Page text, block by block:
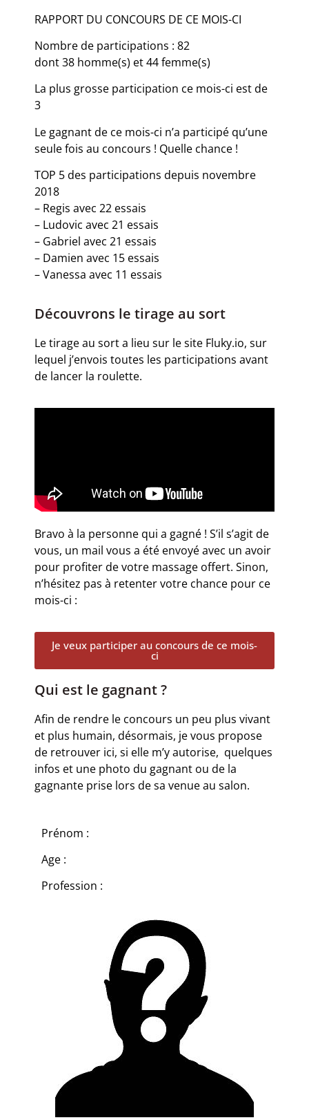
RAPPORT DU CONCOURS DE CE MOIS-CI
Nombre de participations : 82
dont 38 homme(s) et 44 femme(s)
La plus grosse participation ce mois-ci est de
3
Le gagnant de ce mois-ci n’a participé qu’une
seule fois au concours ! Quelle chance !
TOP 5 des participations depuis novembre
2018
– Regis avec 22 essais
– Ludovic avec 21 essais
– Gabriel avec 21 essais
– Damien avec 15 essais
– Vanessa avec 11 essais
Découvrons le tirage au sort
Le tirage au sort a lieu sur le site Fluky.io, sur
lequel j’envois toutes les participations avant
de lancer la roulette.
Bravo à la personne qui a gagné ! S’il s’agit de
vous, un mail vous a été envoyé avec un avoir
pour profiter de votre massage offert. Sinon,
n’hésitez pas à retenter votre chance pour ce
mois-ci :
Je veux participer au concours de ce mois-
ci
Qui est le gagnant ?
Afin de rendre le concours un peu plus vivant
et plus humain, désormais, je vous propose
de retrouver ici, si elle m’y autorise, quelques
infos et une photo du gagnant ou de la
gagnante prise lors de sa venue au salon.
Prénom :
Age :
Profession :